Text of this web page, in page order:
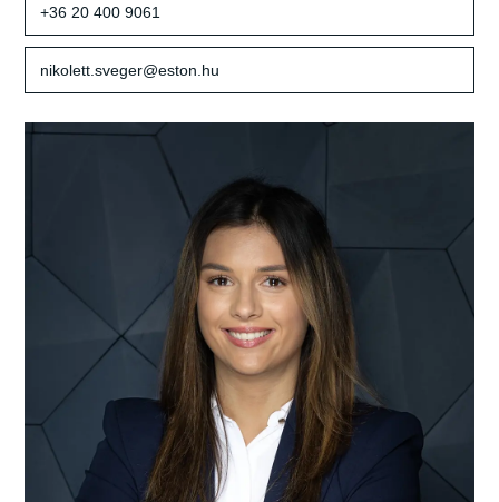
+36 20 400 9061
nikolett.sveger@eston.hu